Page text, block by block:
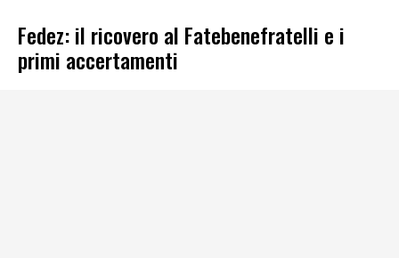
Fedez: il ricovero al Fatebenefratelli e i
primi accertamenti